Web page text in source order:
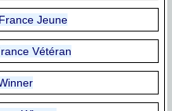
Jeune
Vétéran